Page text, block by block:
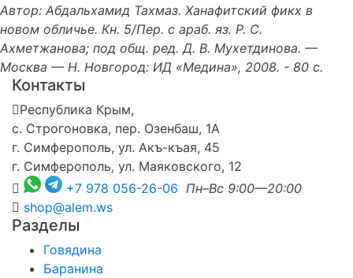
Автор: Абдальхамид Тахмаз. Ханафитский фикх в
новом обличье. Кн. 5/Пер. с араб. яз. Р. С.
Ахметжанова; под общ. ред. Д. В. Мухетдинова. —
Москва — Н. Новгород: ИД «Медина», 2008. - 80 с.
Контакты
Республика Крым,
с. Строгоновка, пер. Озенбаш, 1А
г. Симферополь, ул. Акъ-къая, 45
г. Симферополь, ул. Маяковского, 12
+7 978 056-26-06 Пн–Вс 9:00—20:00
shop@alem.ws
Разделы
Говядина
Баранина